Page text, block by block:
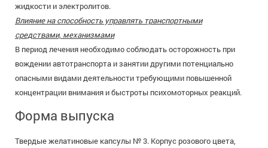
жидкости и электролитов.
Влияние на способность управлять транспортными
средствами, механизмами
В период лечения необходимо соблюдать осторожность при
вождении автотранспорта и занятии другими потенциально
опасными видами деятельности требующими повышенной
концентрации внимания и быстроты психомоторных реакций.
Форма выпуска
Твердые желатиновые капсулы № 3. Корпус розового цвета,